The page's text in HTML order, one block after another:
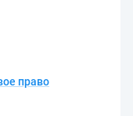
право